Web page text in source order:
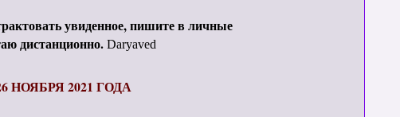
увиденное, пишите в личные
дистанционно. Daryaved
2021 ГОДА